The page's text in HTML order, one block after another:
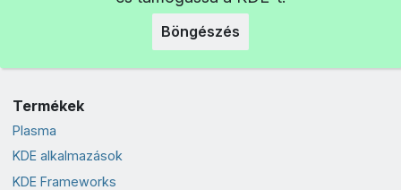
Böngészés
Termékek
Plasma
KDE alkalmazások
KDE Frameworks